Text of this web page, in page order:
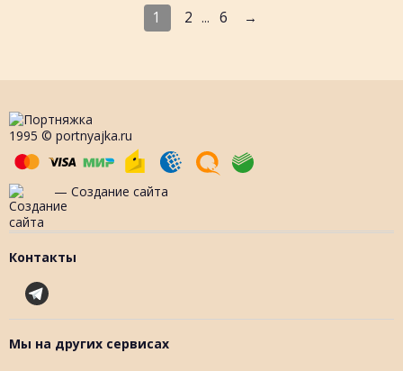
1 2 ... 6 →
1995 © portnyajka.ru
— Создание сайта
Контакты
Мы на других сервисах